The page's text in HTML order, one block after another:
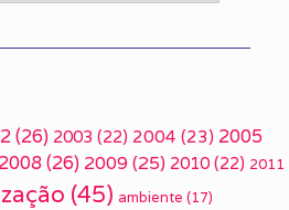
(26) 2003 (22) 2004 (23) 2005
2008(26) 2009(25) 2010 (22) 2011
(45) ambiente (17)